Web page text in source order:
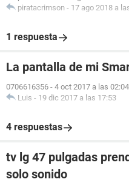
piratacrimson - 17 ago 2018 a
1 respuesta
La pantalla de mi
0706616356 - 4 oct 2017 a las 02:04
Luis - 19 dic 2017 a las 17:53
4 respuestas
tv lg 47 pulgadas
solo sonido